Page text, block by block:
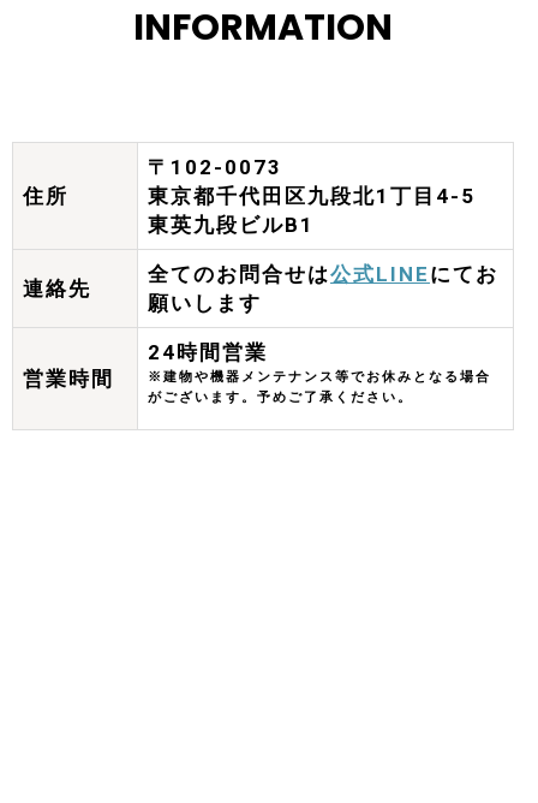
INFORMATION
住所
〒102-0073
東京都千代田区九段北1丁目4-5
東英九段ビルB1
連絡先
全てのお問合せは公式LINE にてお
願いします
営業時間
24時間営業
※建物や機器メンテナンス等でお休みとなる場合
がございます。予めご了承ください。